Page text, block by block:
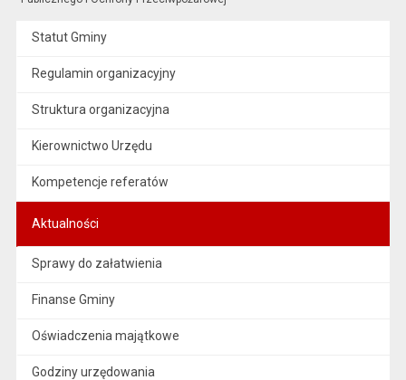
Statut Gminy
Regulamin organizacyjny
Struktura organizacyjna
Kierownictwo Urzędu
Kompetencje referatów
Aktualności
Sprawy do załatwienia
Finanse Gminy
Oświadczenia majątkowe
Godziny urzędowania